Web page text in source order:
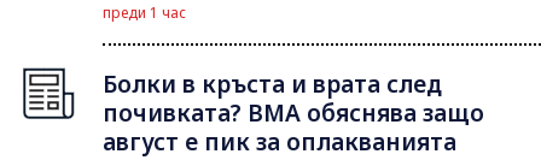
преди 1 час
Болки в кръста и врата след
почивката? ВМА обяснява защо
август е пик за оплакванията